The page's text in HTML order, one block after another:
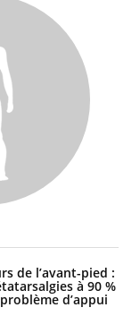
de l’avant-pied :
à 90 %
d’appui